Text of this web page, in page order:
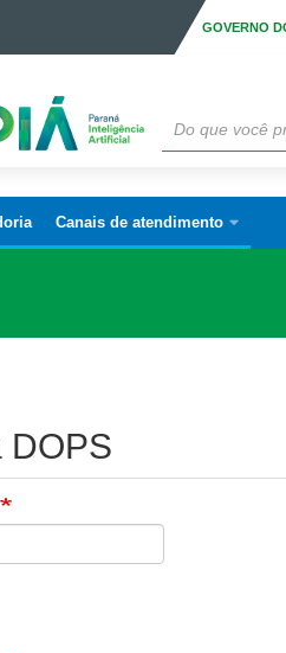
GOVERNO
Canais de atendimento
DOPS